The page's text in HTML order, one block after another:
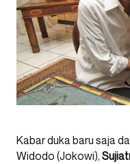
Kabar duka baru saja
Widodo (Jokowi),